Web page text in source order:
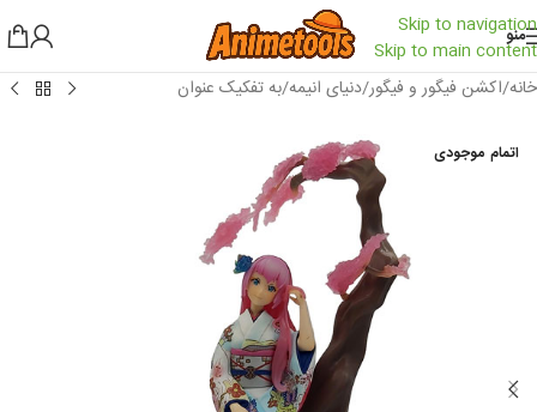
Skip to navigation
Skip to main content
منو
خانه/اکشن فیگور و فیگور/دنیای انیمه/به تفکیک عنوان
اتمام موجودی